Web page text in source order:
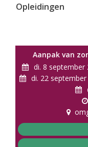
Opleidingen
Aanpak van
di. 8 september
di. 22 september